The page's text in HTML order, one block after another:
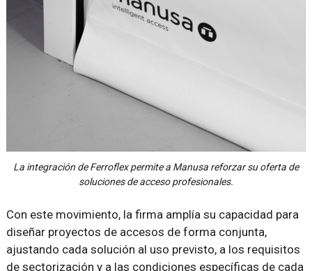
La integración de Ferroflex permite a Manusa reforzar su oferta de
soluciones de acceso profesionales.
Con este movimiento, la firma amplía su capacidad para
diseñar proyectos de accesos de forma conjunta,
ajustando cada solución al uso previsto, a los requisitos
de sectorización y a las condiciones específicas de cada